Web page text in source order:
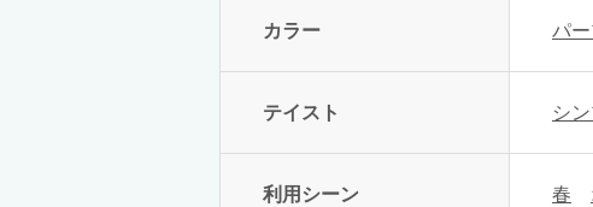
カラー パ
テイスト シ
利用シーン 春